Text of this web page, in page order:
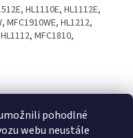
pohodlné
webu neustále
HL1110E, HL1112E,
MFC1910WE, HL1212,
MFC1810,